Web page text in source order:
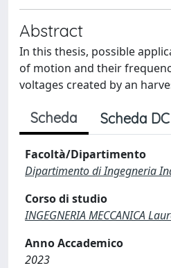
Abstract
In this thesis, possible
of motion and their
voltages created by an
Scheda Scheda DC
Facoltà/Dipartimento
Dipartimento di Ingegneria
Corso di studio
INGEGNERIA MECCANICA
Anno Accademico
2023